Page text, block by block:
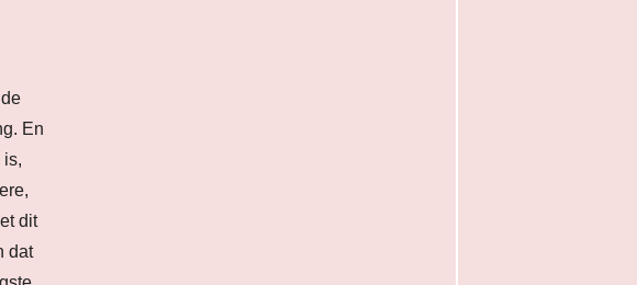
En
is,
dit
dat